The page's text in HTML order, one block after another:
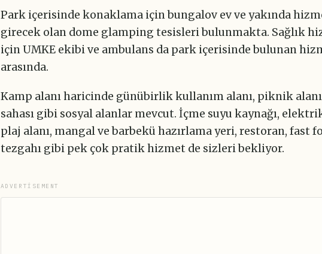
Park içerisinde konaklama için bungalov ev ve yakında
girecek olan dome glamping tesisleri bulunmakta. Sağlık
için UMKE ekibi ve ambulans da park içerisinde bulunan
arasında.
Kamp alanı haricinde günübirlik kullanım alanı, piknik
sahası gibi sosyal alanlar mevcut. İçme suyu kaynağı,
plaj alanı, mangal ve barbekü hazırlama yeri, restoran, fast
tezgahı gibi pek çok pratik hizmet de sizleri bekliyor.
ADVERTISEMENT